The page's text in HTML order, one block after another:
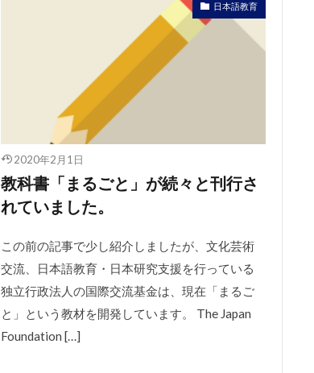
日本語教育
2020年2月1日
教科書「まるごと」が続々と刊行さ
れていました。
この前の記事で少し紹介しましたが、文化芸術
交流、日本語教育・日本研究支援を行っている
独立行政法人の国際交流基金は、現在「まるご
と」という教材を開発しています。 The Japan
Foundation […]